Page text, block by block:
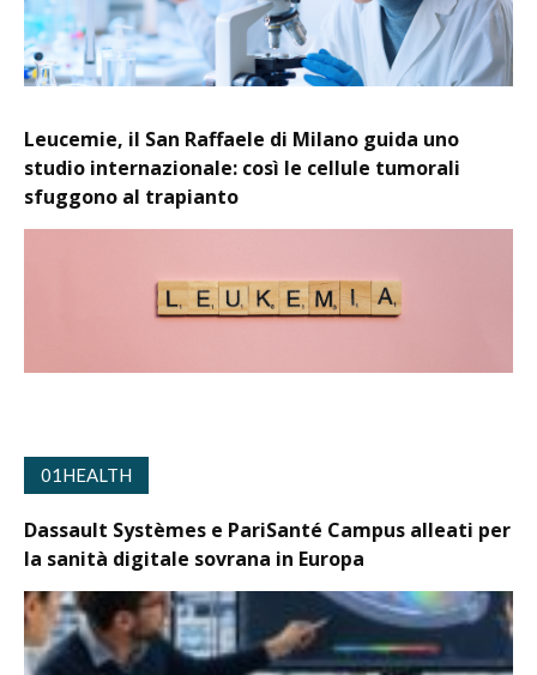
Leucemie, il San Raffaele di Milano guida uno
studio internazionale: così le cellule tumorali
sfuggono al trapianto
01HEALTH
Dassault Systèmes e PariSanté Campus alleati per
la sanità digitale sovrana in Europa